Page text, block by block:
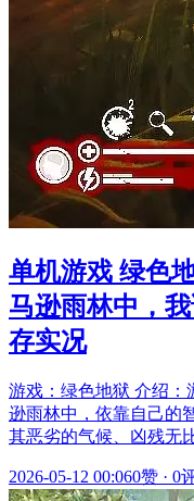
单机游戏 绿色
马逊雨林中，
存实况
游戏：绿色地狱 介绍：
逊雨林中，依靠自己的
其恶劣的气候、凶残无
2026-05-12 00:060赞 · 0